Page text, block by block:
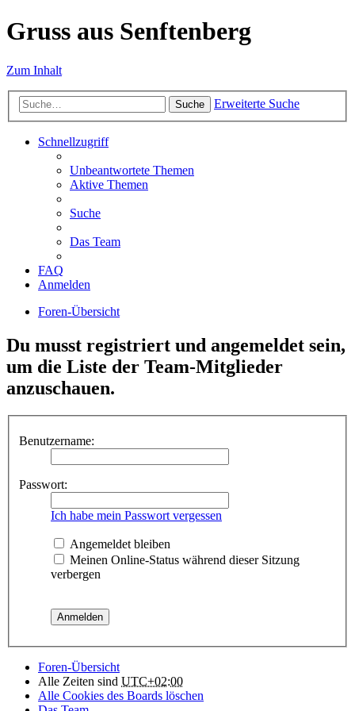
Gruss aus Senftenberg
Zum Inhalt
Suche Erweiterte Suche
Schnellzugriff
Unbeantwortete Themen
Aktive Themen
Suche
Das Team
FAQ
Anmelden
Foren-Übersicht
Du musst registriert und angemeldet sein,
um die Liste der Team-Mitglieder
anzuschauen.
Benutzername:
Passwort:
Ich habe mein Passwort vergessen
Angemeldet bleiben
Meinen Online-Status während dieser Sitzung
verbergen
Foren-Übersicht
Alle Zeiten sind UTC+02:00
Alle Cookies des Boards löschen